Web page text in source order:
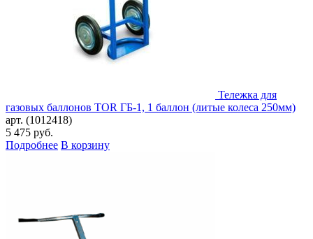
Тележка для
газовых баллонов TOR ГБ-1, 1 баллон (литые колеса 250мм)
арт. (1012418)
5 475 руб.
Подробнее В корзину